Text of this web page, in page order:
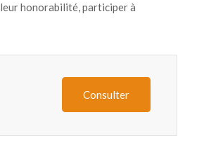
honorabilité, participer à
Consulter